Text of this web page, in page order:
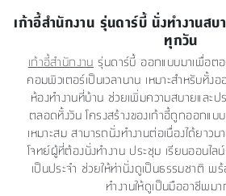
เก้าอี้สำนักงาน รุ่นดาร์บี้ นั่งทำงานสบ
ทุกวัน
เก้าอี้สำนักงาน รุ่นดาร์บี้ ออกแบบมาเพื่อตอ
คอมพิวเตอร์เป็นเวลานาน เหมาะสำหรับทั้
ห้องทำงานที่บ้าน ช่วยเพิ่มความสบายและป
ตลอดทั้งวัน โครงสร้างของเก้าอี้ถูกออกแบ
เหมาะสม สามารถนั่งทำงานต่อเนื่องได้ยาว
โจทย์ผู้ที่ต้องนั่งทำงาน ประชุม เรียนออนไล
เป็นประจำ ช่วยให้ท่านั่งดูเป็นธรรมชาติ พ
ทำงานให้ดูเป็นมืออาชีพม